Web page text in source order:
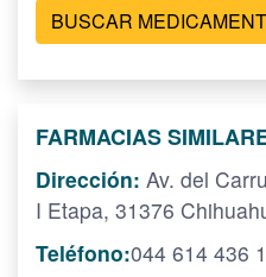
BUSCAR
FARMACIAS
Dirección: Av. del
I Etapa, 31376
Teléfono:044 614 436